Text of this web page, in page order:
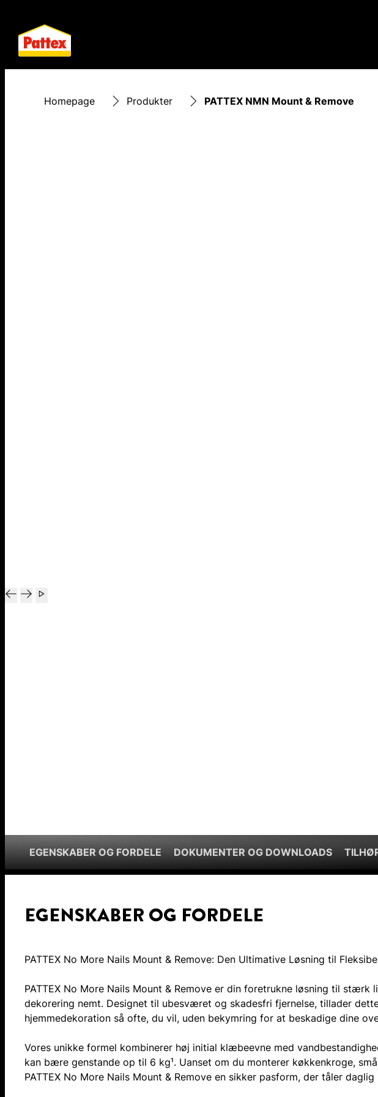
Homepage Produkter PATTEX NMN Mount & Remove
EGENSKABER OG FORDELE DOKUMENTER OG DOWNLOADS
EGENSKABER OG FORDELE
PATTEX No More Nails Mount & Remove: Den Ultimative Løsning til
PATTEX No More Nails Mount & Remove er din foretrukne løsning til stærk
dekorering nemt. Designet til ubesværet og skadesfri fjernelse, tillader
hjemmedekoration så ofte, du vil, uden bekymring for at beskadige dine
Vores unikke formel kombinerer høj initial klæbeevne med
kan bære genstande op til 6 kg¹. Uanset om du monterer køkkenkroge,
PATTEX No More Nails Mount & Remove en sikker pasform, der tåler daglig